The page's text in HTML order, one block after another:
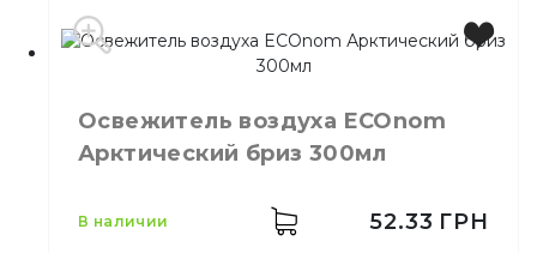
Емкость
250 мл
Назначение
Ароматизация воздуха
Освежитель воздуха ECOnom
Арктический бриз 300мл
в наличии 52.33 ГРН